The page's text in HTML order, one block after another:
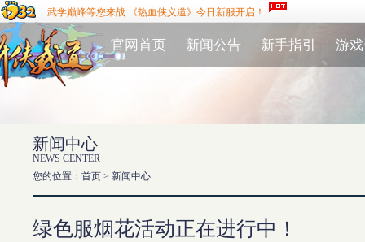
武学巅峰等您来战 《热血侠义道》今日新服开启！
官网首页 新闻公告 新手指引 ｜ 游
新闻中心
NEWS CENTER
您的位置：首页 > 新闻中心
绿色服烟花活动正在进行中！